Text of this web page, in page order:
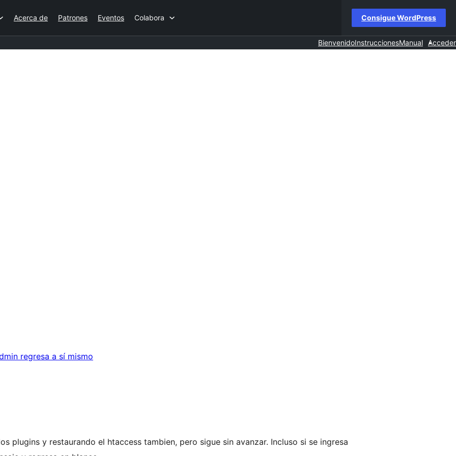
Acerca de Patrones Eventos Colabora Consigue WordPress
BienvenidoInstruccionesManual Acceder
regresa a sí mismo
plugins y restaurando el htaccess tambien, pero sigue sin avanzar. Incluso si se ingresa